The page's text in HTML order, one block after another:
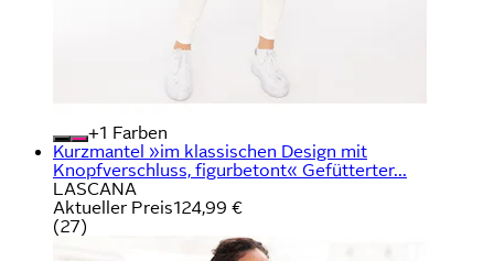
+
Farben
Kurzmantel »im klassischen Design mit
Knopfverschluss, figurbetont« Gefütterter...
LASCANA
Aktueller Preis124,99 €
(27)